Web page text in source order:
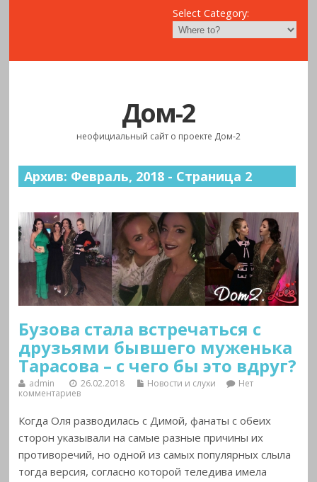
Select Category:
Дом-2
неофициальный сайт о проекте Дом-2
Архив: Февраль, 2018 - Страница 2
Бузова стала встречаться с
друзьями бывшего муженька
Тарасова – с чего бы это вдруг?
admin 26.02.2018 Новости и слухи
Нет
комментариев
Когда Оля разводилась с Димой, фанаты с обеих
сторон указывали на самые разные причины их
противоречий, но одной из самых популярных слыла
тогда версия, согласно которой теледива имела